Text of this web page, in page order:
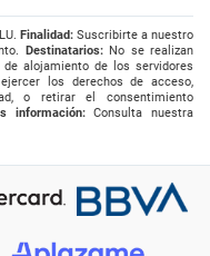
Finalidad:Suscribirte a nuestro
Destinatarios:No se realizan
alojamiento de los servidores
los derechos de acceso,
o retirar el consentimiento
información:Consulta nuestra